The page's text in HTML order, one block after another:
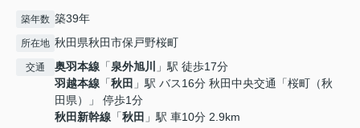
築年数 築39年
所在地 秋田県秋田市保戸野桜町
交通 奥羽本線 「泉外旭川
」駅 徒歩17分
羽越本線 「秋田 」駅 バス16分 秋田中央交通「桜町（秋
田県）」 停歩1分
秋田新幹線 「秋田 」駅 車10分 2.9km